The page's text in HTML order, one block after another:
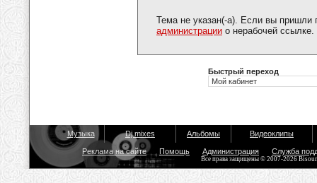
Тема не указан(-а). Если вы пришли
администрации о нерабочей ссылке.
Быстрый переход
Музыка Dj mixes Альбомы Видеоклипы
Реклама на сайте Помощь Администрация Служба
Все права защищены © 2007-2026